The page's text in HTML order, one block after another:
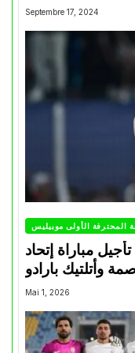
Septembre 17, 2024
المحترفة الأولى موبيليس
مباراة إتحاد
وأتلتيك بارادو
Mai 1, 2026